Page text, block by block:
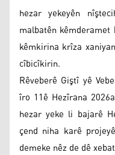
hezar yekeyên
malbatên
kêmkirina krîza
cîbicîkirin.
Rêveberê Giştî yê
îro 11ê Hezîrana
hezar yeke li bajarê
çend niha karê
demeke nêz de dê